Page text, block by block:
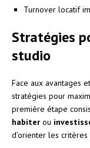
Turnover locatif
Stratégies
studio
Face aux avantages
stratégies pour
première étape
habiter ou
d’orienter les